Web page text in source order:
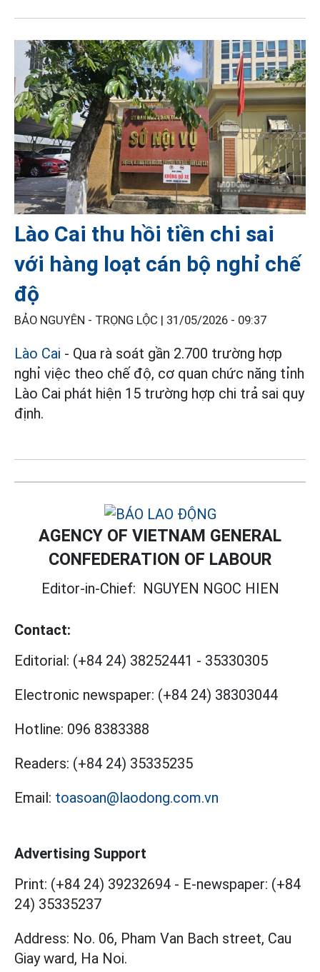
Lào Cai thu hồi tiền chi sai
với hàng loạt cán bộ nghỉ chế
độ
BẢO NGUYÊN - TRỌNG LỘC | 31/05/2026 - 09:37
Lào Cai - Qua rà soát gần 2.700 trường hợp
nghỉ việc theo chế độ, cơ quan chức năng tỉnh
Lào Cai phát hiện 15 trường hợp chi trả sai quy
định.
AGENCY OF VIETNAM GENERAL
CONFEDERATION OF LABOUR
Editor-in-Chief: NGUYEN NGOC HIEN
Contact:
Editorial: (+84 24) 38252441 - 35330305
Electronic newspaper: (+84 24) 38303044
Hotline: 096 8383388
Readers: (+84 24) 35335235
Email: toasoan@laodong.com.vn
Advertising Support
Print: (+84 24) 39232694 - E-newspaper: (+84
24) 35335237
Address: No. 06, Pham Van Bach street, Cau
Giay ward, Ha Noi.